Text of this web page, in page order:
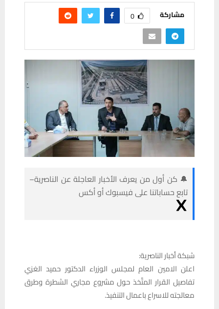
مشاركة 0
🔔 كن أول من يعرف الأخبار العاجلة عن الناصرية–
تابع حساباتنا على فيسبوك أو أكس
شبكة أخبار الناصرية:
اعلن الامين العام لمجلس الوزراء الدكتور حميد الغزي
تفاصيل القرار المتَّخذ حول مشروع مجاري الشطرة وطرق
معالجته للاسراع باعمال التنفيذ.